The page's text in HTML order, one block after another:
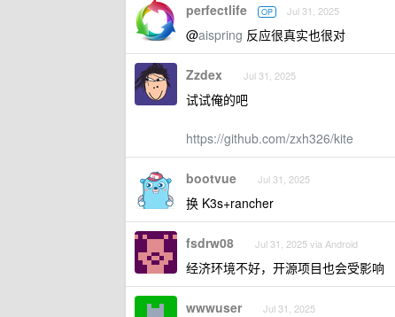
perfectlife OP Jul 31, 2025
@aispring 反应很真实也很对
Zzdex Jul 31, 2025
试试俺的吧
https://github.com/zxh326/kite
bootvue Jul 31, 2025
换 K3s+rancher
fsdrw08 Jul 31, 2025 via Android
经济环境不好，开源项目也会受影响
wwwuser Jul 31, 2025